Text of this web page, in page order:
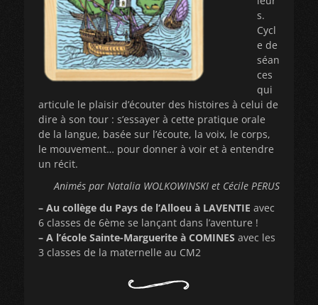
s.
Cycl
e de
séan
ces
qui
articule le plaisir d’écouter des histoires à celui de
dire à son tour : s’essayer à cette pratique orale
de la langue, basée sur l’écoute, la voix, le corps,
le mouvement… pour donner à voir et à entendre
un récit.
Animés par Natalia WOLKOWINSKI et Cécile PERUS
– Au collège du Pays de l’Alloeu à LAVENTIE avec
6 classes de 6ème se lançant dans l’aventure !
– A l’école Sainte-Marguerite à COMINES avec les
3 classes de la maternelle au CM2